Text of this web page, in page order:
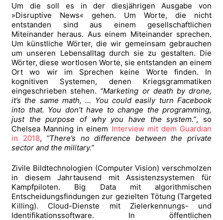
Um die soll es in der diesjährigen Ausgabe von
»Disruptive News« gehen. Um Worte, die nicht
entstanden sind aus einem gesellschaftlichen
Miteinander heraus. Aus einem Miteinander sprechen.
Um künstliche Wörter, die wir gemeinsam gebrauchen
um unseren Lebensalltag durch sie zu gestalten. Die
Wörter, diese wortlosen Worte, sie entstanden an einem
Ort wo wir im Sprechen keine Worte finden. In
kognitiven Systemen, denen Kriegsgrammatiken
eingeschrieben stehen. “Marketing or death by drone,
it’s the same math, … You could easily turn Facebook
into that. You don’t have to change the programming,
just the purpose of why you have the system.”, so
Chelsea Manning in einem Interview mit dem Guardian
in 2018, “There’s no difference between the private
sector and the military.”
Zivile Bildtechnologien (Computer Vision) verschmolzen
in diesem Jahrtausend mit Assistenzsystemen für
Kampfpiloten. Big Data mit algorithmischen
Entscheidungsfindungen zur gezielten Tötung (Targeted
Killing). Cloud-Dienste mit Zielerkennungs- und
Identifikationssoftware. In öffentlichen